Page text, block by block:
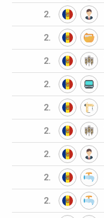
2.
2.
2.
2.
2.
2.
2.
2.
2.